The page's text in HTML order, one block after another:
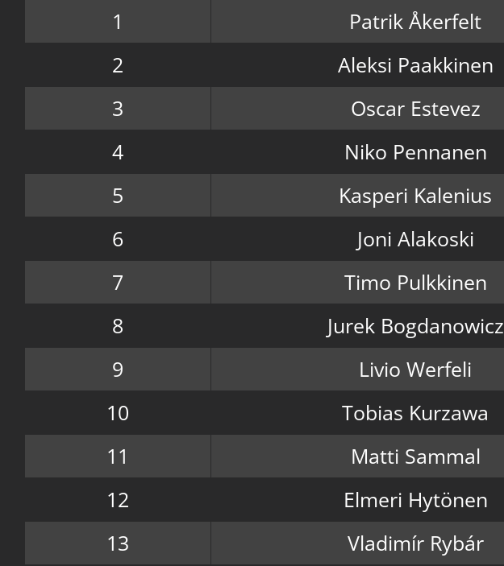
1 Patrik Åkerfelt
2
Aleksi Paakkinen
3
Oscar Estevez
4
Niko Pennanen
5
Kasperi Kalenius
6
Joni Alakoski
7
Timo Pulkkinen
8
Jurek Bogdanowicz
9
Livio Werfeli
10
Tobias Kurzawa
11
Matti Sammal
12
Elmeri Hytönen
13
Vladimír Rybár